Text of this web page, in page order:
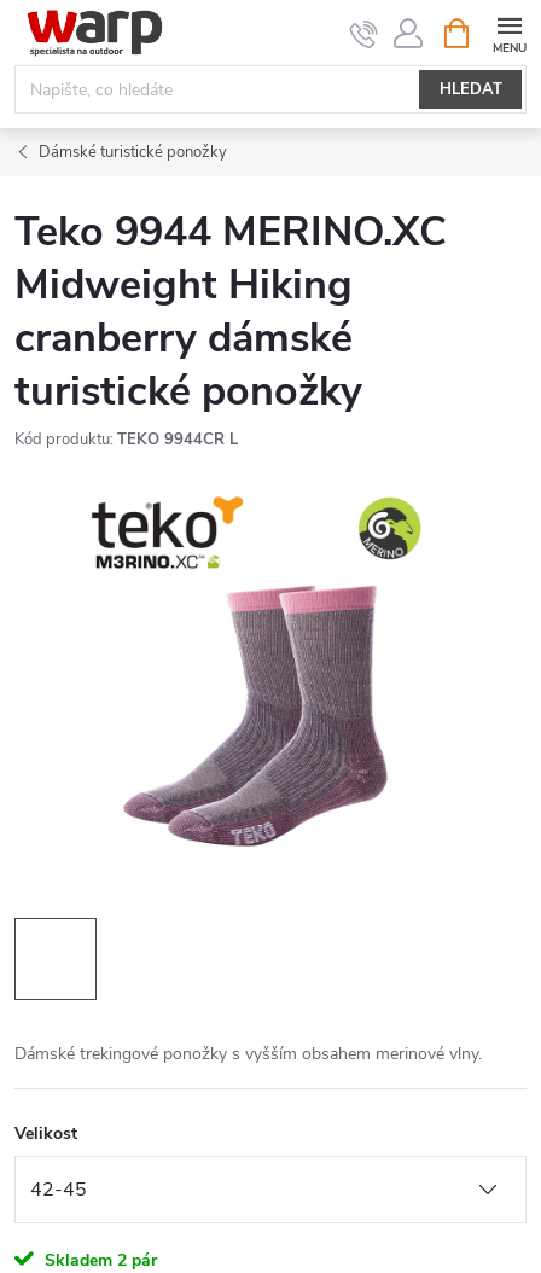
Přejít
obsah
HLEDAT
NÁKUPNÍ
KOŠÍK
Dámské turistické ponožky
Teko 9944 MERINO.XC
Midweight Hiking
cranberry dámské
turistické ponožky
Kód produktu: TEKO 9944CR L
Dámské trekingové ponožky s vyšším obsahem merinové vlny.
Velikost
Skladem 2 pár